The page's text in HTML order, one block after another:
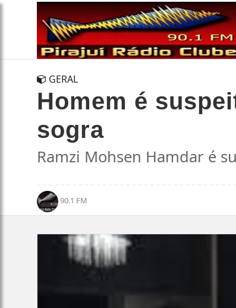
GERAL
Homem é
sogra
Ramzi Mohsen Hamdar é
90.1 FM